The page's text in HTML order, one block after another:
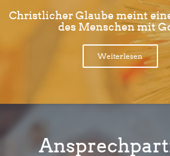
Christlicher Glaube meint
des Menschen mit
Weiterlesen